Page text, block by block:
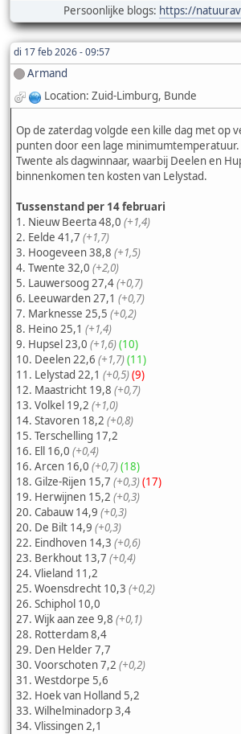
Persoonlijke blogs: https://
di 17 feb 2026 - 09:57
Armand
Location: Zuid-Limburg, Bunde
Op de zaterdag volgde een kille dag met op
punten door een lage
Twente als dagwinnaar, waarbij Deelen en
binnenkomen ten kosten van Lelystad.
Tussenstand per 14 februari
1. Nieuw Beerta 48,0 (+1,4)
2. Eelde 41,7 (+1,7)
3. Hoogeveen 38,8 (+1,5)
4. Twente 32,0 (+2,0)
5. Lauwersoog 27,4(+0,7)
6. Leeuwarden 27,1 (+0,7)
7. Marknesse 25,5 (+0,2)
8. Heino 25,1 (+1,4)
9. Hupsel 23,0 (+1,6)(10)
10. Deelen 22,6 (+1,7)(11)
11. Lelystad 22,1 (+0,5)(9)
12. Maastricht 19,8 (+0,7)
13. Volkel 19,2 (+1,0)
14. Stavoren 18,2 (+0,8)
15. Terschelling 17,2
16. Ell 16,0 (+0,4)
16. Arcen 16,0 (+0,7)(18)
18. Gilze-Rijen 15,7 (+0,3)(17)
19. Herwijnen 15,2 (+0,3)
20. Cabauw 14,9 (+0,3)
20. De Bilt 14,9 (+0,3)
22. Eindhoven 14,3 (+0,6)
23. Berkhout 13,7 (+0,4)
24. Vlieland 11,2
25. Woensdrecht 10,3 (+0,2)
26. Schiphol 10,0
27. Wijk aan zee 9,8 (+0,1)
28. Rotterdam 8,4
29. Den Helder 7,7
30. Voorschoten 7,2 (+0,2)
31. Westdorpe 5,6
32. Hoek van Holland 5,2
33. Wilhelminadorp 3,4
34. Vlissingen 2,1